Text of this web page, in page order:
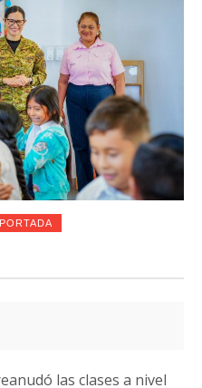
PORTADA
las clases a nivel